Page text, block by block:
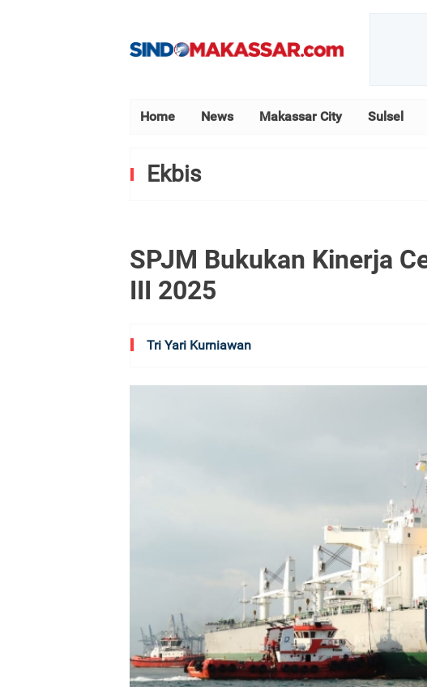
Home News Makassar City Sulsel
Ekbis
SPJM Bukukan Kinerja
III 2025
Tri Yari Kurniawan